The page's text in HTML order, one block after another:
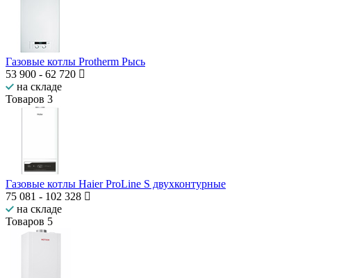
Газовые котлы Protherm Рысь
53 900 - 62 720
на складе
Товаров 3
Газовые котлы Haier ProLine S двухконтурные
75 081 - 102 328
на складе
Товаров 5